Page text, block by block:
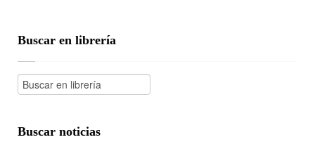
Buscar en librería
Buscar noticias